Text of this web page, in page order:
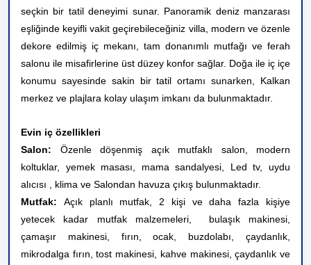
seçkin bir tatil deneyimi sunar. Panoramik deniz manzarası
eşliğinde keyifli vakit geçirebileceğiniz villa, modern ve özenle
dekore edilmiş iç mekanı, tam donanımlı mutfağı ve ferah
salonu ile misafirlerine üst düzey konfor sağlar. Doğa ile iç içe
konumu sayesinde sakin bir tatil ortamı sunarken, Kalkan
merkez ve plajlara kolay ulaşım imkanı da bulunmaktadır.
Evin iç özellikleri
Salon: Özenle döşenmiş açık mutfaklı salon, modern
koltuklar, yemek masası, mama sandalyesi, Led tv, uydu
alıcısı , klima ve Salondan havuza çıkış bulunmaktadır.
Mutfak: Açık planlı mutfak, 2 kişi ve daha fazla kişiye
yetecek kadar mutfak malzemeleri, bulaşık makinesi,
çamaşır makinesi, fırın, ocak, buzdolabı, çaydanlık,
mikrodalga fırın, tost makinesi, kahve makinesi, çaydanlık ve